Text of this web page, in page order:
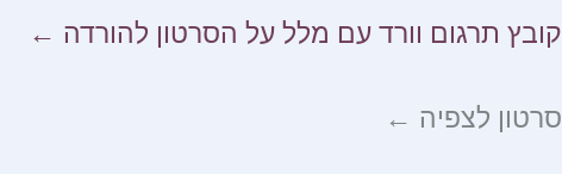
קובץ תרגום וורד עם מלל על הסרטון להורדה ←
סרטון לצפיה ←